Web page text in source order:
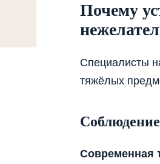
Почему
Специалисты
тяжёлых
Современная